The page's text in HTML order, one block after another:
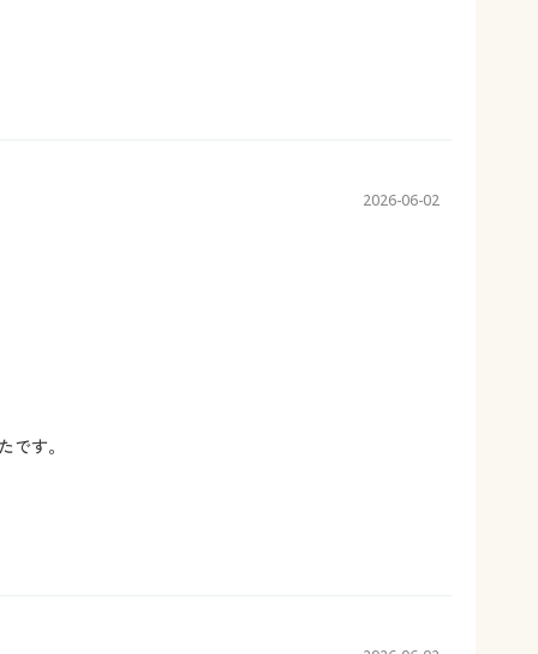
2026-06-02
す。